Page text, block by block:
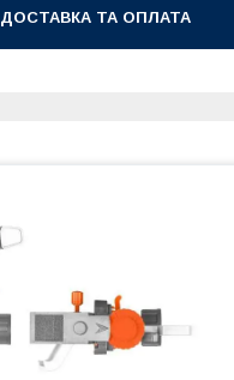
ДОСТАВКА ТА ОПЛАТА